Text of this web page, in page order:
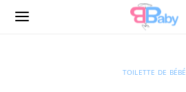
TOILETTE DE BÉBÉ